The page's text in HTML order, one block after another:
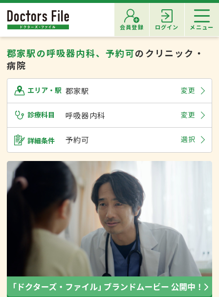
会員登録 ログイン メニュー
郡家駅の呼吸器内科、予約可のクリニック・
病院
エリア・駅 郡家駅 変更
診療科目 呼吸器内科 変更
詳細条件 予約可 選択